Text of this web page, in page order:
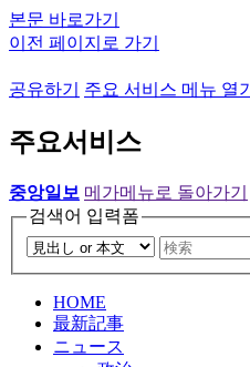
본문 바로가기
이전 페이지로 가기
공유하기 주요 서비스 메뉴 열기
주요서비스
중앙일보 메가메뉴로 돌아가기
검색어 입력폼
HOME
最新記事
ニュース